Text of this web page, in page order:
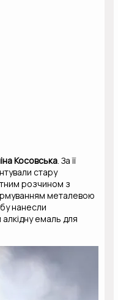
Косовська . За її
стару
розчином з
металевою
нанесли
емаль для